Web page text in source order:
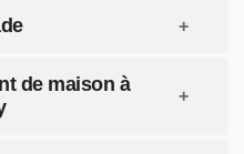
de maison à